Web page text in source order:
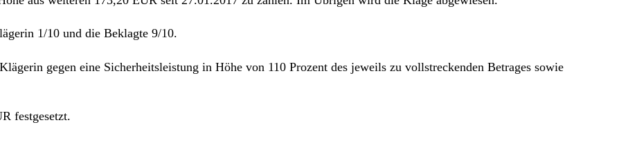
1/10 und die Beklagte 9/10.
gegen eine Sicherheitsleistung in Höhe von 110 Prozent des jeweils zu vollstreckenden Betrages sowie
festgesetzt.